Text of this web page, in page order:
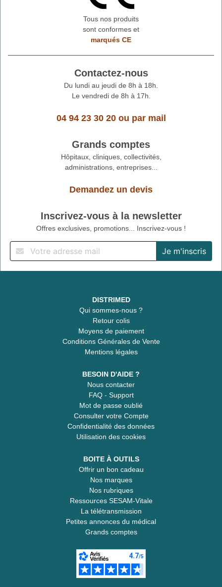
Tous nos produits
sont conformes et
marqués CE
Contactez-nous
Du lundi au jeudi de 8h à 18h.
Le vendredi de 8h à 17h.
04 94 23 30 20ou par mail
Grands comptes
Hôpitaux, cliniques, collectivités,
administrations, entreprises...
Demandez un devis
Inscrivez-vous à la newsletter
Offres exclusives, promotions... Inscrivez-vous !
DISTRIMED
Qui sommes-nous ?
Retour colis
Moyens de paiement
Conditions Générales de Vente
Mentions légales
BESOIN D'AIDE ?
Nous contacter
FAQ - Support
Mot de passe oublié
Consulter votre Compte
Confidentialité des données
Utilisation des cookies
BOITE À OUTILS
Offrir un bon cadeau
Nos marques
Nos rubriques
Ressources SESAM-Vitale
La télétransmission
Petites annonces du médical
Grands comptes